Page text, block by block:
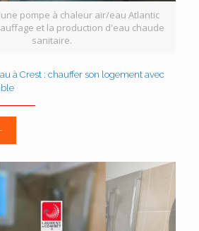
pompe à chaleur air/eau Atlantic
et la production d'eau chaude
sanitaire.
à Crest : chauffer son logement avec